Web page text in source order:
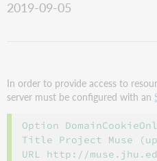
2019-09-05
In order to provide access to
server must be configured with an
Option
Title Project Muse
URL http://